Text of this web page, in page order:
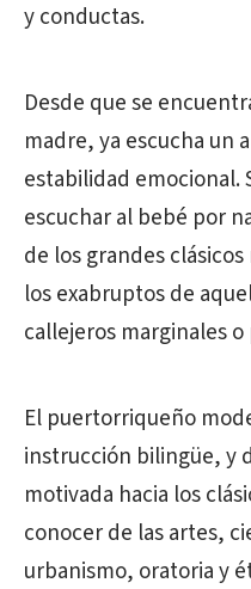
y conductas.
Desde que se
madre, ya escucha un
estabilidad emocional.
escuchar al bebé por
de los grandes
los exabruptos de
callejeros marginales
El puertorriqueño
instrucción bilingüe, y
motivada hacia los
conocer de las artes,
urbanismo, oratoria y